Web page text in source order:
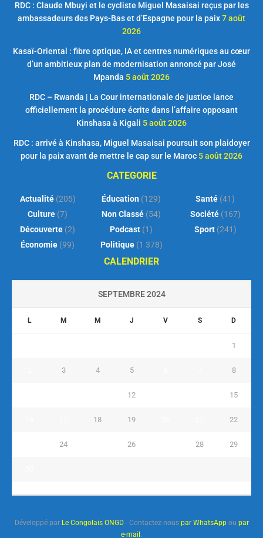
RDC : Claude Mbuyi et le cycliste Miguel Masaisai reçus par les
ambassadeurs des Pays-Bas et d’Espagne pour la paix7 août
2026
Kasaï-Oriental : fibre optique, IA et centres numériques au cœur
d’un ambitieux plan de modernisation annoncé par José
Mpanda 5 août 2026
RDC – Rwanda | La Cour internationale de justice lance
officiellement la procédure écrite dans l’affaire opposant
Kinshasa à Kigali 5 août 2026
RDC : arrivé à Kinshasa, Miguel Masaisai poursuit son plaidoyer
pour la paix avant de mettre le cap sur le Maroc 5 août 2026
CATEGORIE
Actualité(205)
Culture (7)
Découverte (2)
Économie (99)
Éducation (129)
Non Classé (54)
Podcast (1)
Politique(1 378)
Santé (41)
Société(167)
Sport(241)
CALENDRIER
SEPTEMBRE 2024
L M M J V S D
1
3 4 5 8
12 15
18 19 22
24 26 28 29
Développé par Le Congolais ONGD- Contactez-nous par WhatsAppou par
e-mail .